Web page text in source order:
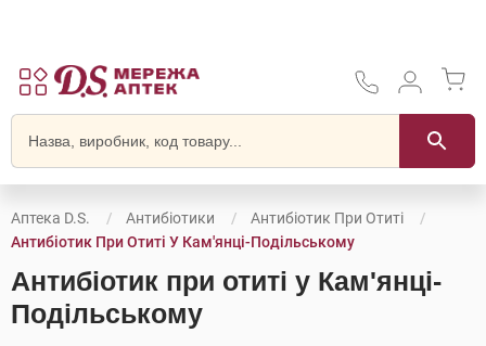
Аптека D.S. Антибіотики
Антибіотик При Отиті
Антибіотик При Отиті У Кам'янці-Подільському
Антибіотик при отиті у Кам'янці-
Подільському